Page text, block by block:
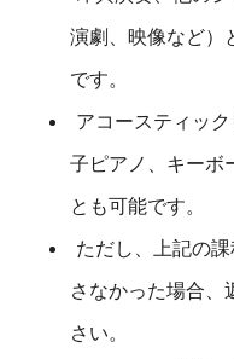
演劇、映像など）
です。
アコースティッ
子ピアノ、キーボ
とも可能です。
ただし、上記の
さなかった場合、
さい。